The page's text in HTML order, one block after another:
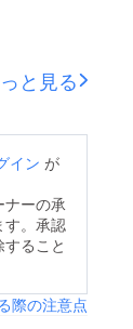
と見る
イン が
ナーの承
す。承認
ること
際の注意点